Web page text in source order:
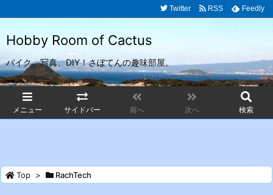
Hobby Room of Cactus
バイク、写真、DIY！さぼてんの趣味部屋。
メニュー サイドバー 前へ 次へ 検索
Twitter RSS Feedly
Top > RachTech